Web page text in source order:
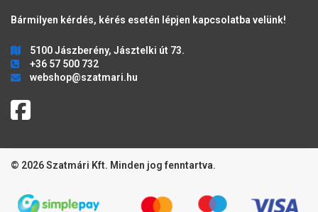
Bármilyen kérdés, kérés esetén lépjen kapcsolatba velünk!
5100 Jászberény, Jásztelki út 73.
+36 57 500 732
webshop@szatmari.hu
© 2026 Szatmári Kft. Minden jog fenntartva.